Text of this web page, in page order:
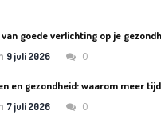
9 juli 2026 0
7 juli 2026 0